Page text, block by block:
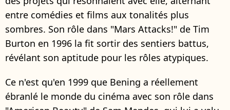
entre comédies et films aux tonalités plus
sombres. Son rôle dans "Mars Attacks!" de Tim
Burton en 1996 la fit sortir des sentiers battus,
révélant son aptitude pour les rôles atypiques.
Ce n'est qu'en 1999 que Bening a réellement
ébranlé le monde du cinéma avec son rôle dans